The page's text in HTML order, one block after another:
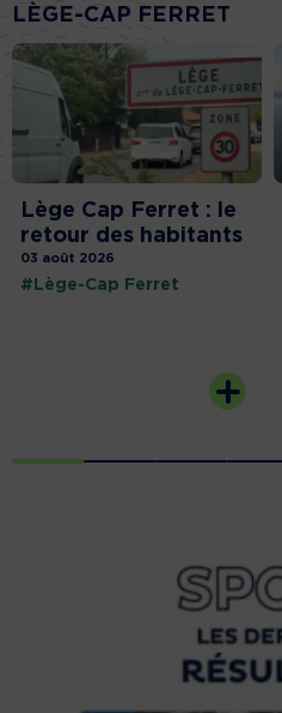
LÈGE-CAP FERRET
Lège Cap Ferret : le
retour des habitants
03 août 2026
#Lège-Cap Ferret